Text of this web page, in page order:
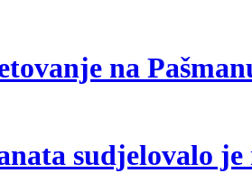
na
sudjelovalo